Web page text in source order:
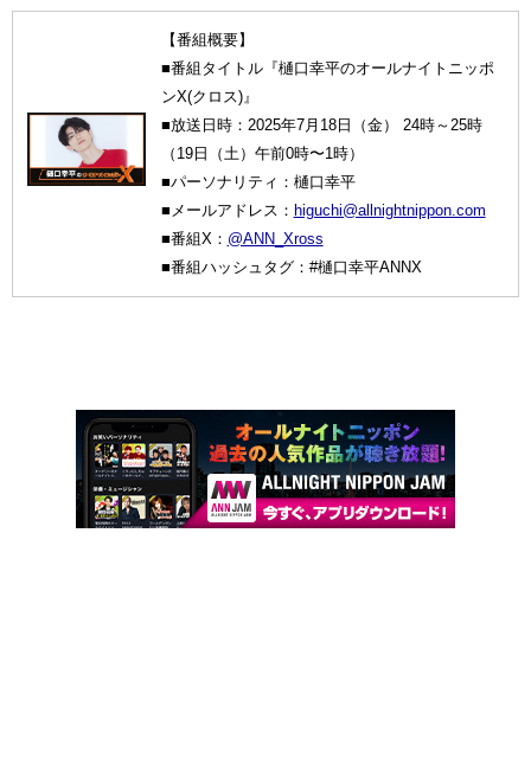
【番組概要】
■番組タイトル『樋口幸平のオールナイトニッポ
ンX(クロス)』
■放送日時：2025年7月18日（金） 24時～25時
（19日（土）午前0時〜1時）
■パーソナリティ：樋口幸平
■メールアドレス： higuchi@allnightnippon.com
■番組X： @ANN_Xross
■番組ハッシュタグ：#樋口幸平ANNX